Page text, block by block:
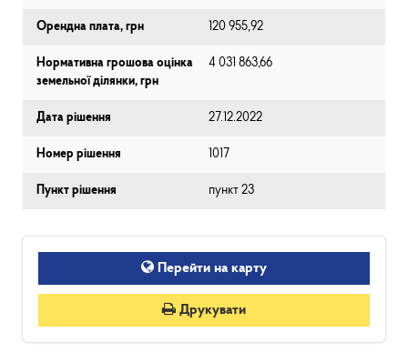
Орендна плата, грн 120 955,92
Нормативна грошова оцінка
земельної ділянки, грн
4 031 863,66
Дата рішення 27.12.2022
Номер рішення 1017
Пункт рішення пункт 23
Перейти на карту
Друкувати